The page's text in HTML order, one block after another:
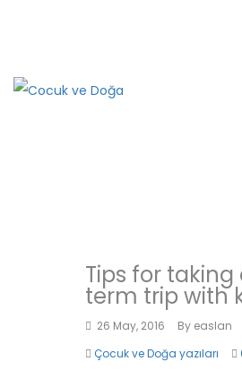
Travel
Tips for
term trip with
26 May, 2016 By easlan
Çocuk ve Doğa yazıları